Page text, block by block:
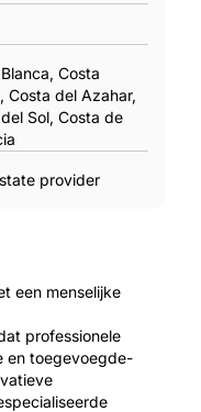
Costa
Costa del Azahar,
Sol, Costa de
provider
een menselijke
professionele
en toegevoegde-